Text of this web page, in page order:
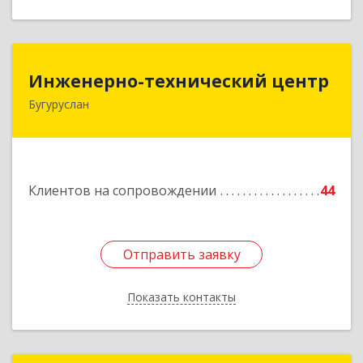
Инженерно-технический центр
Бугуруслан
Клиентов на сопровождении 44
Отправить заявку
Показать контакты
Инженерно-технический центр
461633, Оренбургская обл, Бугуруслан г,
Отправить заявку
Назад